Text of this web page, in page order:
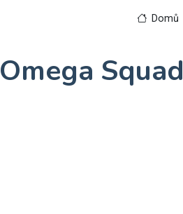
Domů
Omega